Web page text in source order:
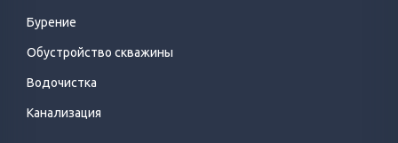
Бурение
Обустройство скважины
Водочистка
Канализация